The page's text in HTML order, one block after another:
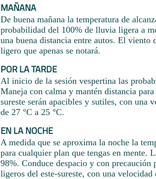
MAÑANA
De buena mañana la temperatura de
probabilidad del 100% de lluvia ligera a
una buena distancia entre autos. El viento
ligero que apenas se notará.
POR LA TARDE
Al inicio de la sesión vespertina las
Maneja con calma y mantén distancia
sureste serán apacibles y sutiles, con una
de 27 °C a 25 °C.
EN LA NOCHE
A medida que se aproxima la noche la
para cualquier plan que tengas en mente.
98%. Conduce despacio y con
ligeros del este-sureste, con una